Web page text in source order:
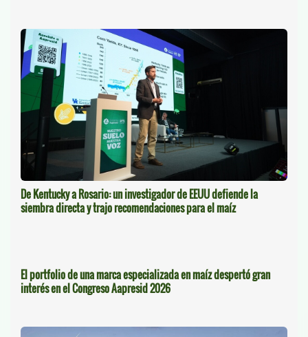
De Kentucky a Rosario: un investigador de EEUU defiende la
siembra directa y trajo recomendaciones para el maíz
El portfolio de una marca especializada en maíz despertó gran
interés en el Congreso Aapresid 2026